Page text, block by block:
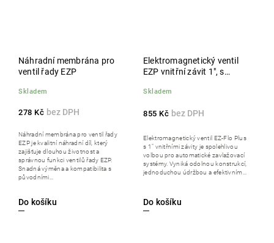
Náhradní membrána pro
ventil řady EZP
Skladem
278 Kč
Do košíku
Náhradní membrána pro ventil řady
EZP je kvalitní náhradní díl, který
zajišťuje dlouhou životnost a
správnou funkci ventilů řady EZP.
Snadná výměna a kompatibilita s
původními...
Elektromagnetický ventil
EZP vnitřní závit 1", s
DC
Skladem
855 Kč
Do košíku
Elektromagnetický ventil EZ-Flo Plus
s 1" vnitřními závity je spolehlivou
volbou pro automatické zavlažovací
systémy. Vyniká odolnou konstrukcí,
jednoduchou údržbou a efektivním...